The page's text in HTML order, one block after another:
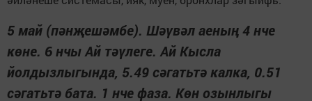
5 май (пәнҗешәмбе). Шәүвәл аеның 4 нче
көне. 6 нчы Ай тәүлеге. Ай Кысла
йолдызлыгында, 5.49 сәгатьтә калка, 0.51
сәгатьтә бата. 1 нче фаза. Көн озынлыгы